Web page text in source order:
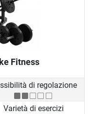
Fitness
di regolazione
Varietà di esercizi